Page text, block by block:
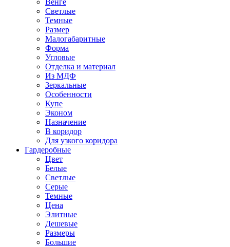
Венге
Светлые
Темные
Размер
Малогабаритные
Форма
Угловые
Отделка и материал
Из МДФ
Зеркальные
Особенности
Купе
Эконом
Назначение
В коридор
Для узкого коридора
Гардеробные
Цвет
Белые
Светлые
Серые
Темные
Цена
Элитные
Дешевые
Размеры
Большие